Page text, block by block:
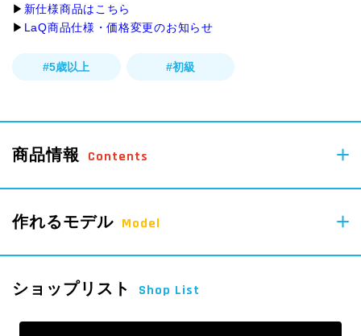
▶︎ 新仕様商品はこちら
▶︎ LaQ商品仕様・価格変更のお知らせ
#5歳以上 #初級
商品情報 Contents
650pcs
作れるモデル Model
ショップリスト Shop List